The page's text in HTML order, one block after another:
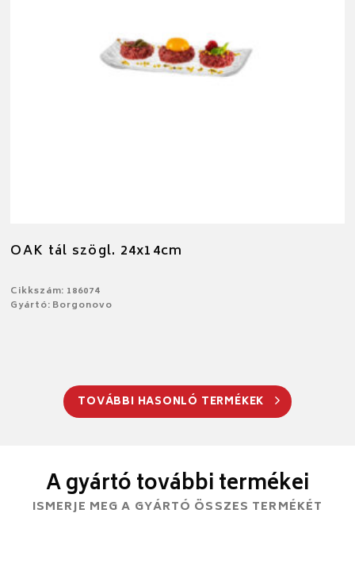
OAK tál szögl. 24x14cm
Cikkszám: 186074
Gyártó: Borgonovo
TOVÁBBI HASONLÓ TERMÉKEK
A gyártó további termékei
ISMERJE MEG A GYÁRTÓ ÖSSZES TERMÉKÉT